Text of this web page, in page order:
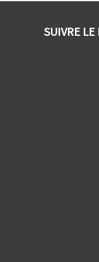
SUIVRE LE